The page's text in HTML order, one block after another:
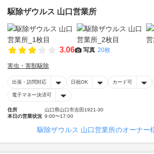
駆除ザウルス 山口営業所
3.06 写真 20枚
害虫・害獣駆除
出張・訪問対応 日祝OK カード可
電子マネー決済可
住所
山口県山口市吉田1921-30
本日の営業状況 9:00〜17:00
駆除ザウルス 山口営業所のオーナー